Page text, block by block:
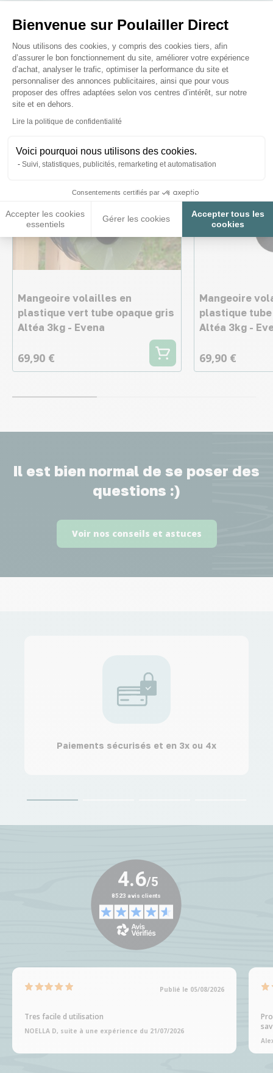
Bienvenue sur Poulailler Direct
Plateforme de Gestion du
Nous utilisons des cookies, y compris des cookies tiers, afin
d’assurer le bon fonctionnement du site, améliorer votre expérience
d’achat, analyser le trafic, optimiser la performance du site et
personnaliser des annonces publicitaires, ainsi que pour vous
proposer des offres adaptées selon vos centres d’intérêt, sur notre
site et en dehors.
Lire la politique de confidentialité
Voici pourquoi nous utilisons des cookies.
Suivi, statistiques, publicités, remarketing et automatisation
Consentements certifiés par
Accepter les cookies
essentiels
Gérer les cookies
Accepter tous les
cookies
Axeptio consent
Ces produits peuvent vous
intéresser
Mangeoire volailles en
plastique vert tube opaque gris
Altéa 3kg - Evena
69,90 €
Mangeoire
plastique
Altéa 3kg -
69,90 €
Il est bien normal de se poser des
questions :)
Voir nos conseils et astuces
Paiements sécurisés et en 3x ou 4x
Publié le 05/08/2026
Tres facile d utilisation
NOELLA D, suite à une expérience du 21/07/2026